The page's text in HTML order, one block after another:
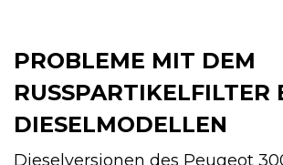
PROBLEME MIT DEM
RUSSPARTIKELFILTER
IESELMODELLEN
Dieselversionen des Peugeot